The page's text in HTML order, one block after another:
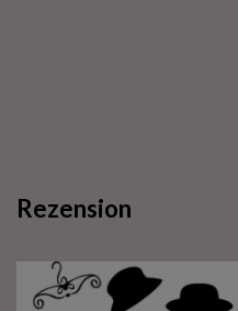
Rezension